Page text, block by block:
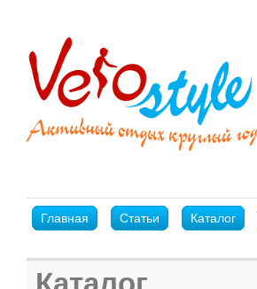
Главная Статьи Каталог